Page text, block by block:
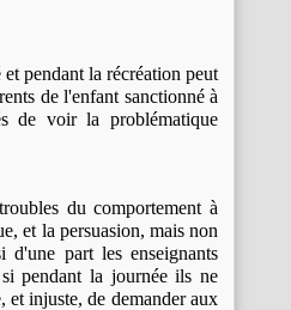
pendant la récréation peut
de l'enfant sanctionné à
de voir la problématique
du comportement à
et la persuasion, mais non
d'une part les enseignants
pendant la journée ils ne
et injuste, de demander aux